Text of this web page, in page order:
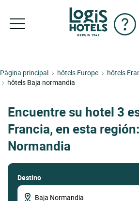
Pàgina principal hôtels Europe
hôtels
hôtels Baja normandia
Encuentre su hotel 3
Francia, en esta
Normandia
Destino